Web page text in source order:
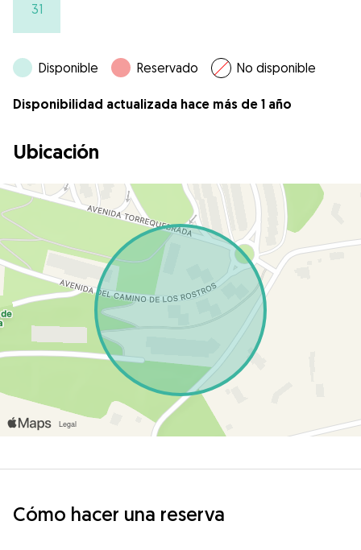
31
Disponible Reservado No disponible
Disponibilidad actualizada hace más de 1 año
Ubicación
Cómo hacer una reserva